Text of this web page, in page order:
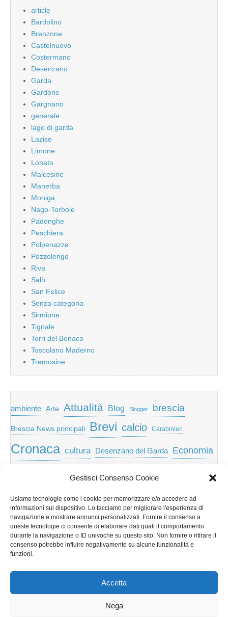
Gestisci Consenso Cookie
Usiamo tecnologie come i cookie per memorizzare e/o accedere ad
informazioni sul dispositivo. Lo facciamo per migliorare l'esperienza di
navigazione e mostrare annunci personalizzati. Fornire il consenso a
queste tecnologie ci consente di elaborare dati quali il comportamento
durante la navigazione o ID univoche su questo sito. Non fornire o ritirare il
consenso potrebbe influire negativamente su alcune funzionalità e
funzioni.
Accetta
Nega
article
Bardolino
Brenzone
Castelnuovo
Costermano
Desenzano
Garda
Gardone
Gargnano
generale
lago di garda
Lazise
Limone
Lonato
Malcesine
Manerba
Moniga
Nago-Torbole
Padenghe
Peschiera
Polpenazze
Pozzolengo
Riva
Salò
San Felice
Senza categoria
Sirmione
Tignale
Torri del Benaco
Toscolano Maderno
Tremosine
ambiente Arte Attualità Blog Blogger brescia
Brescia News principali Brevi calcio Carabinieri
Cronaca cultura Desenzano del Garda Economia
lago di garda Musica Nera news Notizie
Notizie dal Garda
Notizie Lombardia
Notizie per categoria Notizie Provincia di Brescia
Regione Lombardia
Sport Storia Territorio turismo
Privacy e cookie: questo sito utilizza i cookie. Continuando a utilizzare